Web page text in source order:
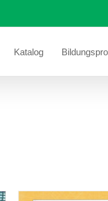
Katalog